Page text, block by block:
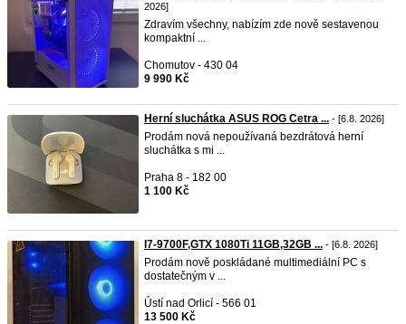
2026]
Zdravím všechny, nabízím zde nově sestavenou
kompaktní ...
Chomutov - 430 04
9 990 Kč
Herní sluchátka ASUS ROG Cetra ... - [6.8. 2026]
Prodám nová nepoužívaná bezdrátová herní
sluchátka s mi ...
Praha 8 - 182 00
1 100 Kč
I7-9700F,GTX 1080Ti 11GB,32GB ... - [6.8. 2026]
Prodám nově poskládané multimediální PC s
dostatečným v ...
Ústí nad Orlicí - 566 01
13 500 Kč